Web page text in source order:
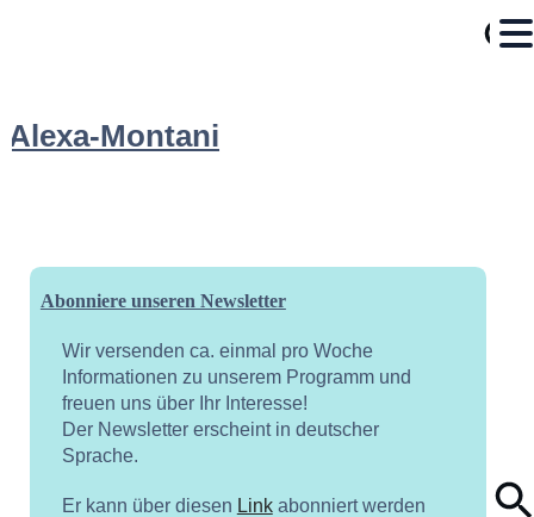
Alexa-Montani
Abonniere unseren Newsletter
Wir versenden ca. einmal pro Woche
Informationen zu unserem Programm und
freuen uns über Ihr Interesse!
Der Newsletter erscheint in deutscher
Sprache.
Er kann über diesen Linkabonniert werden